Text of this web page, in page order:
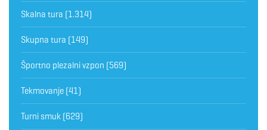
Skalna tura (1.314)
Skupna tura (149)
Športno plezalni vzpon (569)
Tekmovanje (41)
Turni smuk (629)